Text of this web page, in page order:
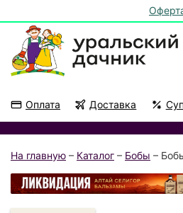
Оплата Доставка
На главную – Каталог – Бобы –